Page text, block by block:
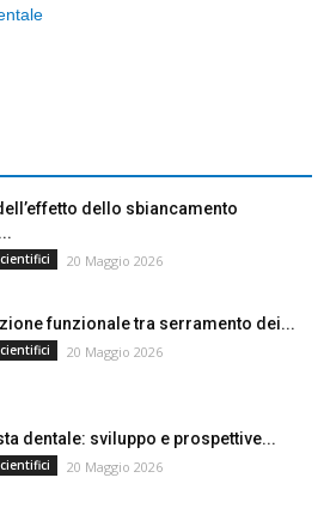
dello sbiancamento
20 Maggio 2026
funzionale tra serramento dei...
20 Maggio 2026
dentale: sviluppo e prospettive...
20 Maggio 2026